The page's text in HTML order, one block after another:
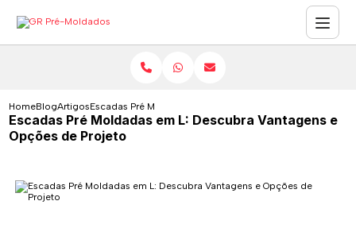
HomeBlogArtigosEscadas Pré Moldadas em L: Descubra Vantagens e
Escadas Pré Moldadas em L: Descubra Vantagens e
Opções de Projeto